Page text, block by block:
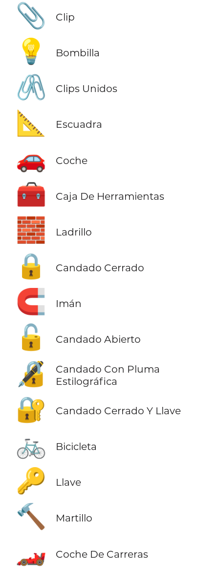
📎 Clip
💡 Bombilla
🖇️ Clips Unidos
📐 Escuadra
🚗 Coche
🧰 Caja De Herramientas
🧱 Ladrillo
🔒 Candado Cerrado
🧲 Imán
🔓 Candado Abierto
🔏
Candado Con Pluma
Estilográfica
🔐 Candado Cerrado Y Llave
🚲 Bicicleta
🔑 Llave
🔨 Martillo
🏎️ Coche De Carreras